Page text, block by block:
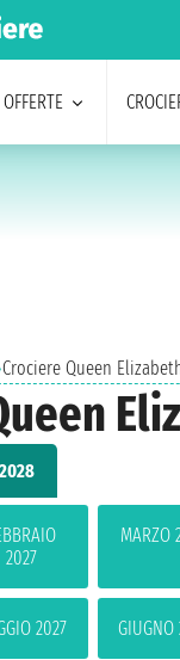
OFFERTE
Crociere Queen
2028
2027
MARZO
2027 GIUGNO